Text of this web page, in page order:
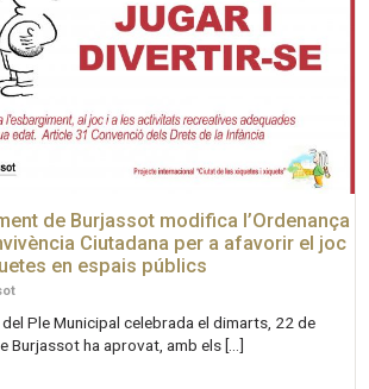
de Burjassot modifica l’Ordenança
Ciutadana per a afavorir el joc
en espais públics
Ple Municipal celebrada el dimarts, 22 de
Burjassot ha aprovat, amb els […]